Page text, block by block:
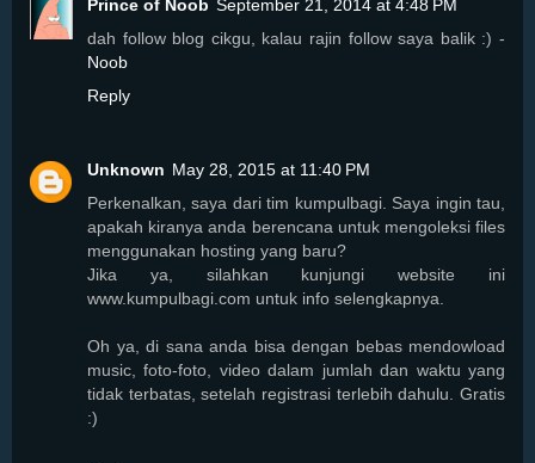
Prince of Noob September 21, 2014 at 4:48 PM
dah follow blog cikgu, kalau rajin follow saya balik :) -
Noob
Reply
Unknown May 28, 2015 at 11:40 PM
Perkenalkan, saya dari tim kumpulbagi. Saya ingin tau,
apakah kiranya anda berencana untuk mengoleksi files
menggunakan hosting yang baru?
Jika ya, silahkan kunjungi website ini
www.kumpulbagi.com untuk info selengkapnya.
Oh ya, di sana anda bisa dengan bebas mendowload
music, foto-foto, video dalam jumlah dan waktu yang
tidak terbatas, setelah registrasi terlebih dahulu. Gratis
:)